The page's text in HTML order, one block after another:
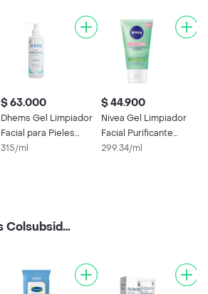
$ 63.000
Dhems Gel Limpiador
Facial para Pieles
Mixtas con Tendencia
315/ml
$ 44.900
Nivea Gel Limpiador
Facial Purificante
Efecto Mate
299.34/ml
Droguerías Colsubsidio